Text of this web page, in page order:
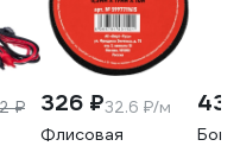
₽ 326 ₽32.6 ₽/м
Флисовая